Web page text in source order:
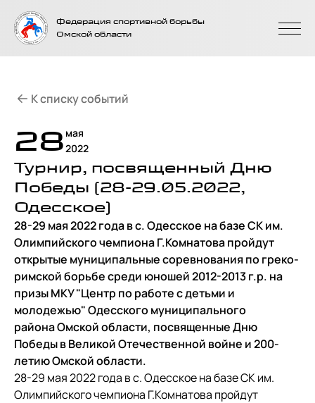
На главную
страницу
Федерация спортивной борьбы
Омской области
28 мая
2022
Турнир, посвященный Дню
Победы (28-29.05.2022,
Одесское)
28-29 мая 2022 года в с. Одесское на базе СК им.
Олимпийского чемпиона Г.Комнатова пройдут
открытые муниципальные соревнования по греко-
римской борьбе среди юношей 2012-2013 г.р. на
призы МКУ "Центр по работе с детьми и
молодежью" Одесского муниципального
района Омской области, посвященные Дню
Победы в Великой Отечественной войне и 200-
летию Омской области.
28-29 мая 2022 года в с. Одесское на базе СК им.
Олимпийского чемпиона Г.Комнатова пройдут
К списку событий